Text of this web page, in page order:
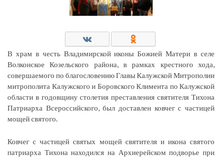
В храм в честь Владимирской иконы Божией Матери в селе
Волконское Козельского района, в рамках крестного хода,
совершаемого по благословению Главы Калужской Митрополии
митрополита Калужского и Боровского Климента по Калужской
области в годовщину столетия преставления святителя Тихона
Патриарха Всероссийского, был доставлен ковчег с частицей
мощей святого.
Ковчег с частицей святых мощей святителя и икона святого
патриарха Тихона находился на Архиерейском подворье при